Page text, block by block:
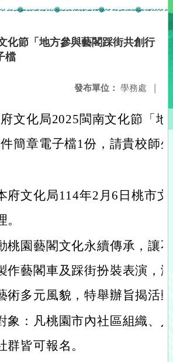
化節「地方參與藝閣踩街共創行
檔
發布單位： 學務處 |
文化局2025閩南文化節「
簡章電子檔1份，請貴校師
府文化局114年2月6日桃市
。
桃園藝閣文化永續傳承，讓
作藝閣車及踩街扮裝表演，
術多元風貌，特舉辦旨揭活
象：凡桃園市內社區組織、
群皆可報名。